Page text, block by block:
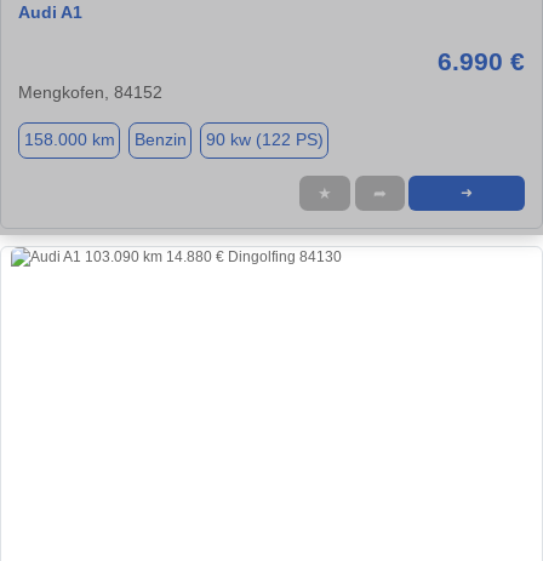
Audi A1
6.990 €
Mengkofen, 84152
158.000 km Benzin 90 kw (122 PS)
★ ➦ ➜